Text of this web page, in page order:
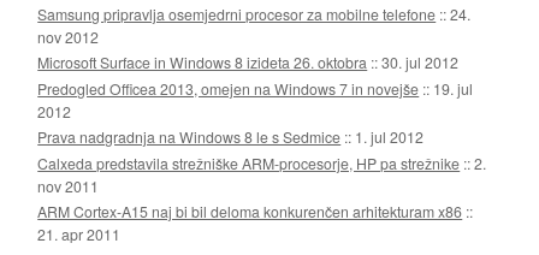
Samsung pripravlja osemjedrni procesor za mobilne telefone ::24.
nov 2012
Microsoft Surface in Windows 8 izideta 26. oktobra ::30. jul 2012
Predogled Officea 2013, omejen na Windows 7 in novejše :: 19. jul
2012
Prava nadgradnja na Windows 8 le s Sedmice :: 1. jul 2012
Calxeda predstavila strežniške ARM-procesorje, HP pa strežnike ::2.
nov 2011
ARM Cortex-A15 naj bi bil deloma konkurenčen arhitekturam x86 ::
21. apr 2011